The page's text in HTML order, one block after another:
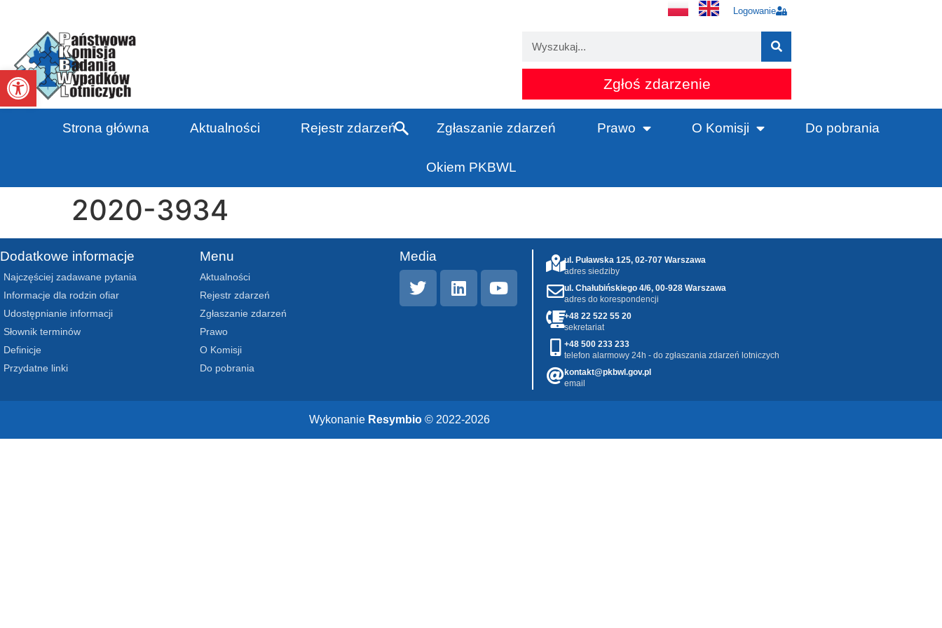
Otwórz pasek narzędzi
Logowanie
Zgłoś zdarzenie
Strona główna Aktualności Rejestr zdarzeń Zgłaszanie zdarzeń Prawo O Komisji Do pobrania
Okiem PKBWL
2020-3934
Dodatkowe informacje
Najczęściej zadawane pytania
Informacje dla rodzin ofiar
Udostępnianie informacji
Słownik terminów
Definicje
Przydatne linki
Menu
Aktualności
Rejestr zdarzeń
Zgłaszanie zdarzeń
Prawo
O Komisji
Do pobrania
Media
ul. Puławska 125, 02-707 Warszawa
adres siedziby
ul. Chałubińskiego 4/6, 00-928 Warszawa
adres do korespondencji
+48 22 522 55 20
sekretariat
+48 500 233 233
telefon alarmowy 24h - do zgłaszania zdarzeń lotniczych
kontakt@pkbwl.gov.pl
email
Wykonanie Resymbio © 2022-2026